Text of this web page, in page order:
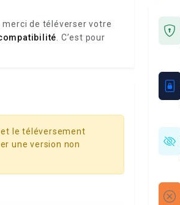
merci de téléverser votre
. C’est pour
le téléversement
une version non